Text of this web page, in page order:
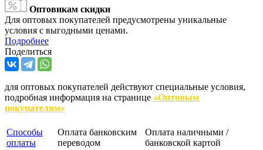
Оптовикам скидки
Для оптовых покупателей предусмотрены уникальные
условия с выгодными ценами.
Подробнее
Поделиться
для оптовых покупателей действуют специальные условия,
подробная информация на странице «Оптовым
покупателям»
Способы
оплаты
Оплата банковским
переводом
Оплата наличными /
банковской картой